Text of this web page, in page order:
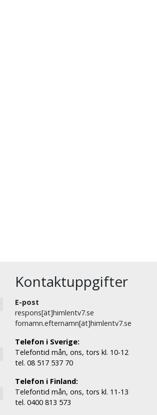
Kontaktuppgifter
E-post
respons[ät]himlentv7.se
fornamn.efternamn[ät]himlentv7.se
Telefon i Sverige:
Telefontid mån, ons, tors kl. 10-12
tel. 08 517 537 70
Telefon i Finland:
Telefontid mån, ons, tors kl. 11-13
tel. 0400 813 573